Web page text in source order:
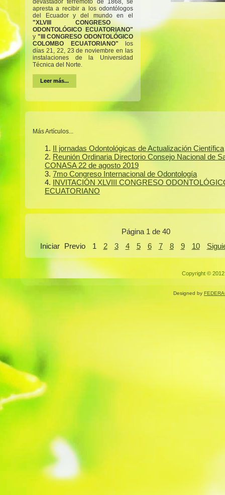
devastador terremoto de 1868, se
apresta a recibir a los odontólogos
del Ecuador y del mundo en el
"XLVIII CONGRESO
ODONTOLÓGICO ECUATORIANO"
y "III CONGRESO ODONTOLÓGICO
COLOMBO ECUATORIANO" los
días 21, 22, 23 de noviembre en las
instalaciones de la Universidad
Técnica del Norte.
Leer más...
Más Artículos...
II jornadas Odontológicas de Actualización Científica
Reunión Ordinaria Directorio Consejo Nacional de
CONASA 22 de agosto 2019
7mo Congreso Internacional de Odontología
INVITACIÓN XLVIII CONGRESO
ECUATORIANO
Página 1 de 40
Iniciar
Previo 1 2 3 4 5 6 7 8 9 10
Copyright ©
Designed by